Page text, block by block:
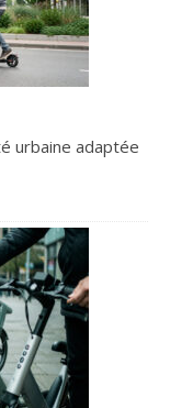
urbaine adaptée